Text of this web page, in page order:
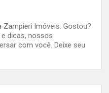
Imóveis. Gostou?
dicas, nossos
com você. Deixe seu